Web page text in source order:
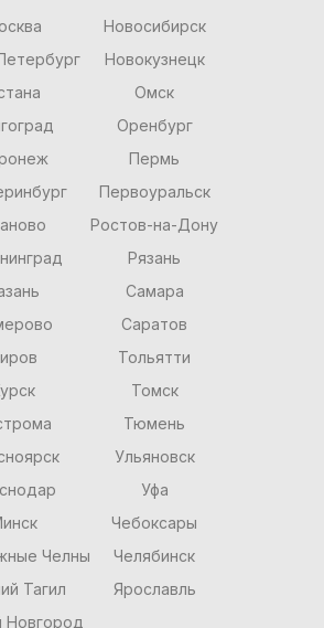
Челны
Тагил
Новгород
Новосибирск
Новокузнецк
Омск
Оренбург
Пермь
Первоуральск
Ростов-на-Дону
Рязань
Самара
Саратов
Тольятти
Томск
Тюмень
Ульяновск
Уфа
Чебоксары
Челябинск
Ярославль